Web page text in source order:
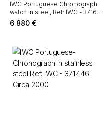
IWC Portuguese Chronograph
watch in steel, Ref: IWC - 371615
Circa 2021
6 880 €